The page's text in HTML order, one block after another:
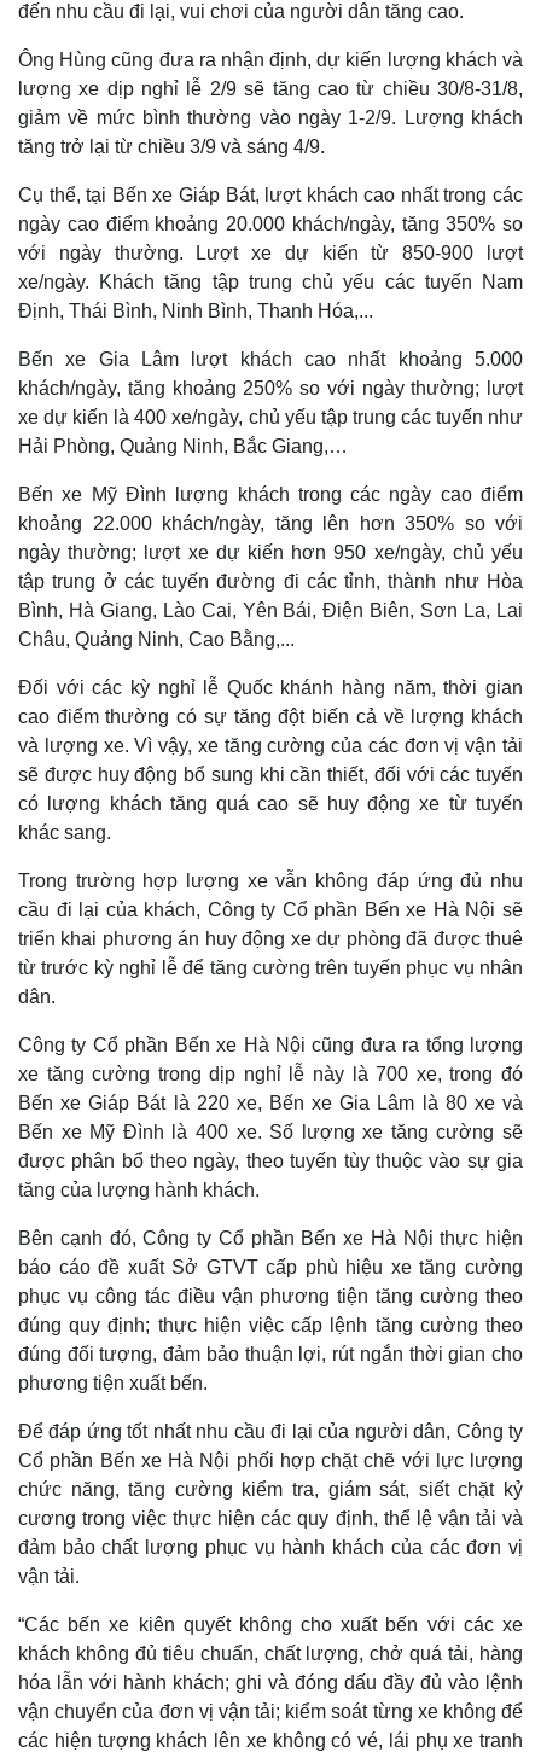
Thế giới
Quan sát
Cuộc sống đó đây
Hồ sơ
Multimedia
Video
Ảnh
E-Magazine
Infographic
Bất động sản
Khởi nghiệp
Giá vàng
Tiêu dùng
Tỷ giá
Chứng khoán
Giá cà phê
đến nhu cầu đi lại, vui chơi của người dân tăng cao.
Ông Hùng cũng đưa ra nhận định, dự kiến lượng khách và
lượng xe dịp nghỉ lễ 2/9 sẽ tăng cao từ chiều 30/8-31/8,
giảm về mức bình thường vào ngày 1-2/9. Lượng khách
tăng trở lại từ chiều 3/9 và sáng 4/9.
Cụ thể, tại Bến xe Giáp Bát, lượt khách cao nhất trong các
ngày cao điểm khoảng 20.000 khách/ngày, tăng 350% so
với ngày thường. Lượt xe dự kiến từ 850-900 lượt
xe/ngày. Khách tăng tập trung chủ yếu các tuyến Nam
Định, Thái Bình, Ninh Bình, Thanh Hóa,...
Bến xe Gia Lâm lượt khách cao nhất khoảng 5.000
khách/ngày, tăng khoảng 250% so với ngày thường; lượt
xe dự kiến là 400 xe/ngày, chủ yếu tập trung các tuyến như
Hải Phòng, Quảng Ninh, Bắc Giang,…
Bến xe Mỹ Đình lượng khách trong các ngày cao điểm
khoảng 22.000 khách/ngày, tăng lên hơn 350% so với
ngày thường; lượt xe dự kiến hơn 950 xe/ngày, chủ yếu
tập trung ở các tuyến đường đi các tỉnh, thành như Hòa
Bình, Hà Giang, Lào Cai, Yên Bái, Điện Biên, Sơn La, Lai
Châu, Quảng Ninh, Cao Bằng,...
Đối với các kỳ nghỉ lễ Quốc khánh hàng năm, thời gian
cao điểm thường có sự tăng đột biến cả về lượng khách
và lượng xe. Vì vậy, xe tăng cường của các đơn vị vận tải
sẽ được huy động bổ sung khi cần thiết, đối với các tuyến
có lượng khách tăng quá cao sẽ huy động xe từ tuyến
khác sang.
Trong trường hợp lượng xe vẫn không đáp ứng đủ nhu
cầu đi lại của khách, Công ty Cổ phần Bến xe Hà Nội sẽ
triển khai phương án huy động xe dự phòng đã được thuê
từ trước kỳ nghỉ lễ để tăng cường trên tuyến phục vụ nhân
dân.
Công ty Cổ phần Bến xe Hà Nội cũng đưa ra tổng lượng
xe tăng cường trong dịp nghỉ lễ này là 700 xe, trong đó
Bến xe Giáp Bát là 220 xe, Bến xe Gia Lâm là 80 xe và
Bến xe Mỹ Đình là 400 xe. Số lượng xe tăng cường sẽ
được phân bổ theo ngày, theo tuyến tùy thuộc vào sự gia
tăng của lượng hành khách.
Bên cạnh đó, Công ty Cổ phần Bến xe Hà Nội thực hiện
báo cáo đề xuất Sở GTVT cấp phù hiệu xe tăng cường
phục vụ công tác điều vận phương tiện tăng cường theo
đúng quy định; thực hiện việc cấp lệnh tăng cường theo
đúng đối tượng, đảm bảo thuận lợi, rút ngắn thời gian cho
phương tiện xuất bến.
Để đáp ứng tốt nhất nhu cầu đi lại của người dân, Công ty
Cổ phần Bến xe Hà Nội phối hợp chặt chẽ với lực lượng
chức năng, tăng cường kiểm tra, giám sát, siết chặt kỷ
cương trong việc thực hiện các quy định, thể lệ vận tải và
đảm bảo chất lượng phục vụ hành khách của các đơn vị
vận tải.
“Các bến xe kiên quyết không cho xuất bến với các xe
khách không đủ tiêu chuẩn, chất lượng, chở quá tải, hàng
hóa lẫn với hành khách; ghi và đóng dấu đầy đủ vào lệnh
vận chuyển của đơn vị vận tải; kiểm soát từng xe không để
các hiện tượng khách lên xe không có vé, lái phụ xe tranh